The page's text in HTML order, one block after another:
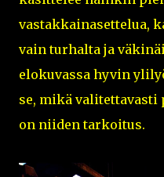
vastakkainasettelua,
vain turhalta ja
elokuvassa hyvin
se, mikä valitettavasti
on niiden tarkoitus.